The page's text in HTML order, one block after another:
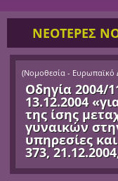
ΝΕΟΤΕΡΕΣ
(Νομοθεσία - Ευρωπαϊκό
Οδηγία 2004/
13.12.2004
της ίσης
γυναικών
υπηρεσίες
373,